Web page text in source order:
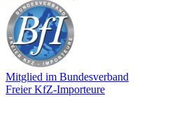
Mitglied im Bundesverband
Freier KfZ-Importeure